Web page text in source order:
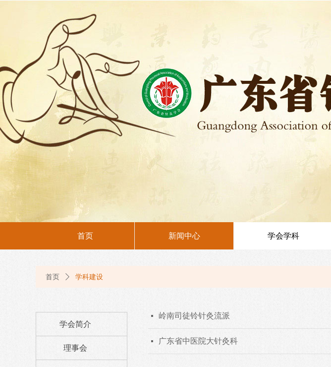
首页 新闻中心 学会学科
首页 ꄲ 学科建设
넷 岭南司徒铃针灸流派
넷 广东省中医院大针灸科
学会简介
理事会